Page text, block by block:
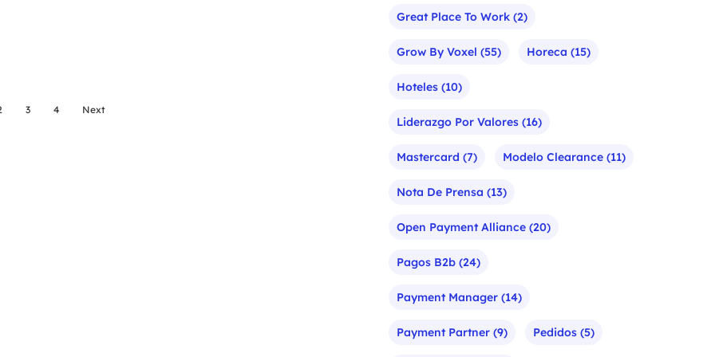
3 4 Next
Great Place To Work(2)
Grow By Voxel (55) Horeca (15)
Hoteles(10)
Liderazgo Por Valores(16)
Mastercard (7) Modelo Clearance(11)
Nota De Prensa (13)
Open Payment Alliance(20)
Pagos B2b(24)
Payment Manager(14)
Payment Partner(9) Pedidos(5)